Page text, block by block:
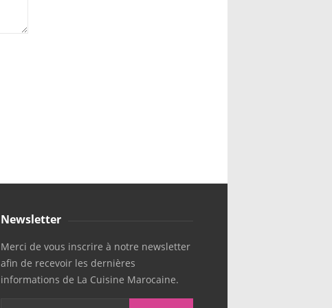
Newsletter
Merci de vous inscrire à notre newsletter
afin de recevoir les dernières
informations de La Cuisine Marocaine.